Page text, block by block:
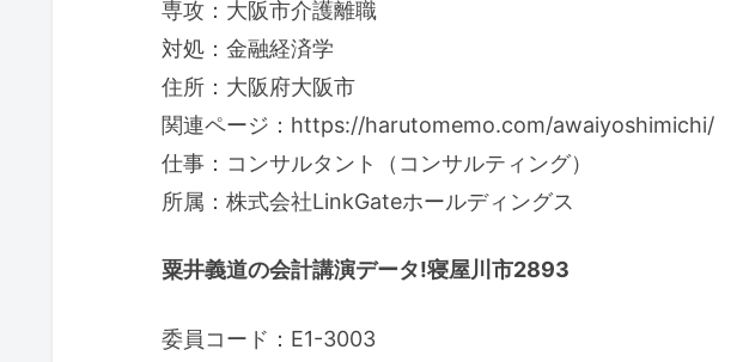
専攻：大阪市介護離職
対処：金融経済学
住所：大阪府大阪市
関連ページ：https://harutomemo.com/awaiyoshimichi/
仕事：コンサルタント（コンサルティング）
所属：株式会社LinkGateホールディングス
粟井義道の会計講演データ!寝屋川市2893
委員コード：E1-3003